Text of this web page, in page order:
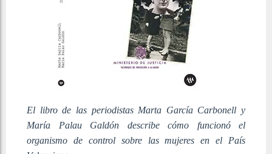
El libro de las periodistas Marta García Carbonell y
María Palau Galdón describe cómo funcionó el
organismo de control sobre las mujeres en el País